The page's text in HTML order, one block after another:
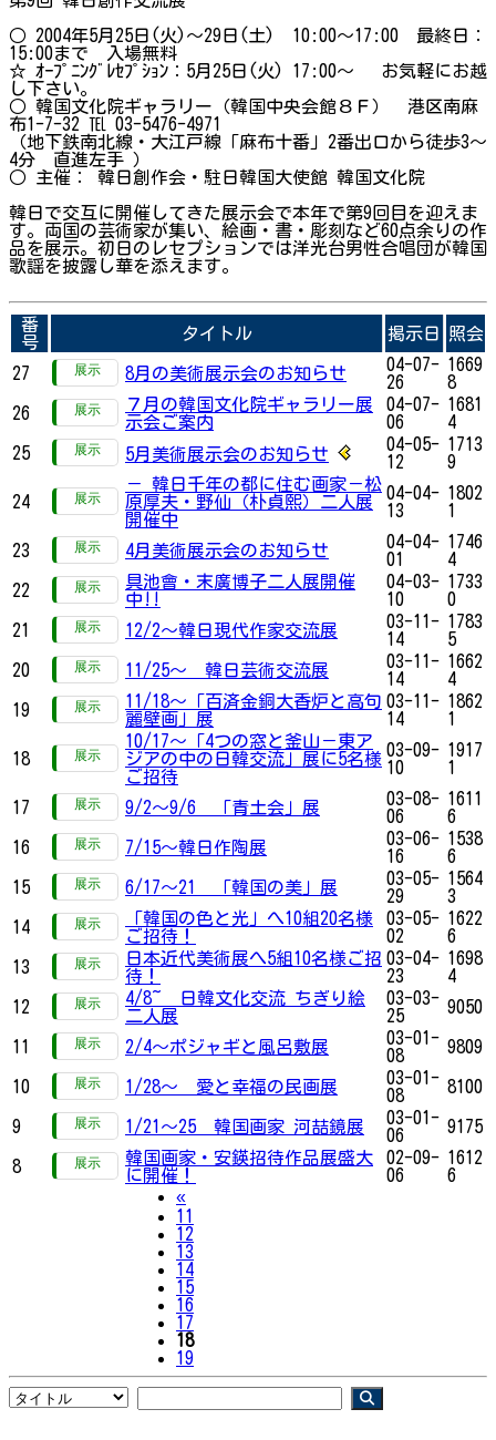
○ 2004年5月25日(火)～29日(土) 10:00～17:00 最終日：
15:00まで 入場無料
☆ ｵｰﾌﾟﾆﾝｸﾞﾚｾﾌﾟｼｮﾝ：5月25日(火) 17:00～ お気軽にお越
し下さい。
○ 韓国文化院ギャラリー（韓国中央会館８Ｆ） 港区南麻
布1-7-32 ℡ 03-5476-4971
（地下鉄南北線・大江戸線「麻布十番」2番出口から徒歩3～
4分 直進左手 ）
○ 主催： 韓日創作会・駐日韓国大使館 韓国文化院
韓日で交互に開催してきた展示会で本年で第9回目を迎えま
す。両国の芸術家が集い、絵画・書・彫刻など60点余りの作
品を展示。初日のレセプションでは洋光台男性合唱団が韓国
歌謡を披露し華を添えます。
番
号
タイトル 掲示日 照会
27 8月の美術展示会のお知らせ
04-07-
26
1669
8
26
７月の韓国文化院ギャラリー展
示会ご案内
04-07-
06
1681
4
25
5月美術展示会のお知らせ
04-05-
12
1713
9
24
－ 韓日千年の都に住む画家－松
原厚夫・野仙（朴貞熙）二人展
開催中
04-04-
13
1802
1
23 4月美術展示会のお知らせ
04-04-
01
1746
4
22
具池會・末廣博子二人展開催
中!!
04-03-
10
1733
0
21
12/2～韓日現代作家交流展
03-11-
14
1783
5
20
11/25～ 韓日芸術交流展
03-11-
14
1662
4
19
11/18～「百済金銅大香炉と高句
麗壁画」展
03-11-
14
1862
1
18
10/17～「4つの窓と釜山－東ア
ジアの中の日韓交流」展に5名様
ご招待
03-09-
10
1917
1
17 9/2～9/6 「青土会」展
03-08-
06
1611
6
16
7/15～韓日作陶展
03-06-
16
1538
6
15
6/17～21 「韓国の美」展
03-05-
29
1564
3
14
「韓国の色と光」へ10組20名様
ご招待！
03-05-
02
1622
6
13
日本近代美術展へ5組10名様ご招
待！
03-04-
23
1698
4
12
4/8~ 日韓文化交流 ちぎり絵
二人展
03-03-
25
9050
11 2/4～ポジャギと風呂敷展
03-01-
08
9809
10 1/28～ 愛と幸福の民画展
03-01-
08
8100
9 1/21～25 韓国画家 河喆鏡展
03-01-
06
9175
8
韓国画家・安鍈招待作品展盛大
に開催！
02-09-
06
1612
6
«Previous
11
12
13
14
15
16
17
18
19